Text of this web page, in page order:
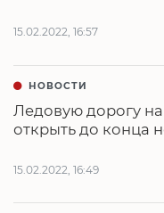
15.02.2022, 16:57
НОВОСТИ
Ледовую дорогу
открыть до конца
15.02.2022, 16:49